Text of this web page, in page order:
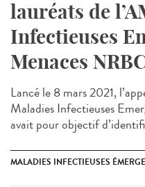
lauréats de
Infectieuses
Menaces
Lancé le 8 mars 2021,
Maladies Infectieuses
avait pour objectif
MALADIES INFECTIEUSES